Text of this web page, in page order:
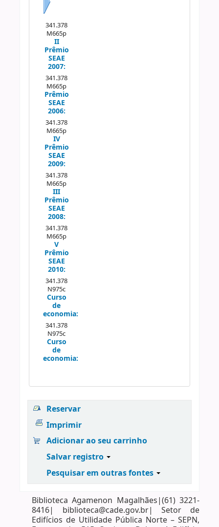
341.378
M665p
II
Prêmio
SEAE
2007:
341.378
M665p
Prêmio
SEAE
2006:
341.378
M665p
IV
Prêmio
SEAE
2009:
341.378
M665p
III
Prêmio
SEAE
2008:
341.378
M665p
V
Prêmio
SEAE
2010:
341.378
N975c
Curso
de
economia:
341.378
N975c
Curso
de
economia:
Reservar
Imprimir
Adicionar ao seu carrinho
Salvar registro
Pesquisar em outras fontes
Biblioteca Agamenon Magalhães|(61) 3221-
8416| biblioteca@cade.gov.br| Setor de
Edifícios de Utilidade Pública Norte – SEPN,